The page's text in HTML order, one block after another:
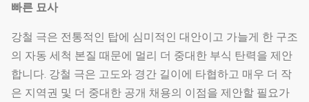
빠른 묘사
강철 극은 전통적인 탑에 심미적인 대안이고 가늘게 한 구조
의 자동 세척 본질 때문에 멀리 더 중대한 부식 탄력을 제안
합니다. 강철 극은 고도와 경간 길이에 타협하고 매우 더 작
은 지역권 및 더 중대한 공개 채용의 이점을 제안할 필요가